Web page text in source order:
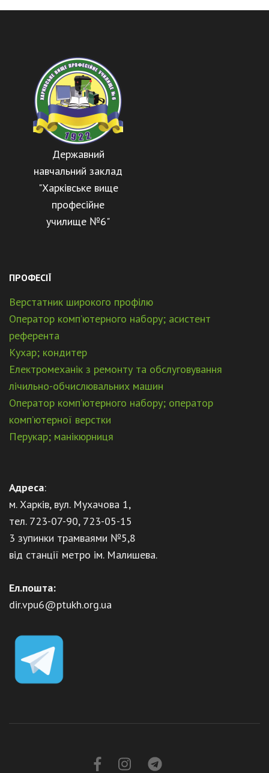
Державний
навчальний заклад
"Харківське вище
професійне
училище №6"
ПРОФЕСІЇ
Верстатник широкого профілю
Оператор комп’ютерного набору; асистент
референта
Кухар; кондитер
Електромеханік з ремонту та обслуговування
лічильно-обчислювальних машин
Оператор комп’ютерного набору; оператор
комп’ютерної верстки
Перукар; манікюрниця
Адреса:
м. Харків, вул. Мухачова 1,
тел. 723-07-90, 723-05-15
3 зупинки трамваями №5,8
від станції метро ім. Малишева.
Ел.пошта:
dir.vpu6@ptukh.org.ua